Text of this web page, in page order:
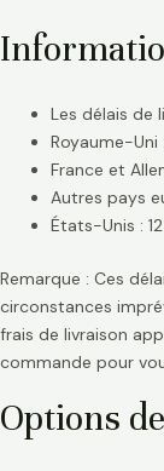
Les délais de
Royaume-Uni
France et
Autres pays
États-Unis :
Remarque : Ces
circonstances
frais de livraison
commande pour
Options